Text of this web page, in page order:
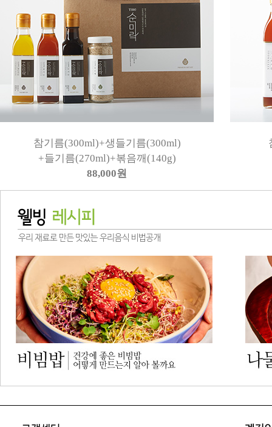
참기름(300ml)+생들기름(300ml)
+들기름(270ml)+볶음깨(140g)
88,000원